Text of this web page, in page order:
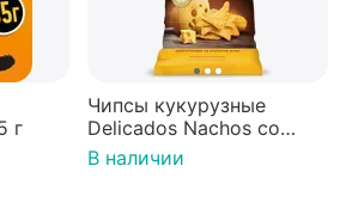
г
Чипсы кукурузные
Delicados Nachos со
вкусом сыра, 150 г
В наличии